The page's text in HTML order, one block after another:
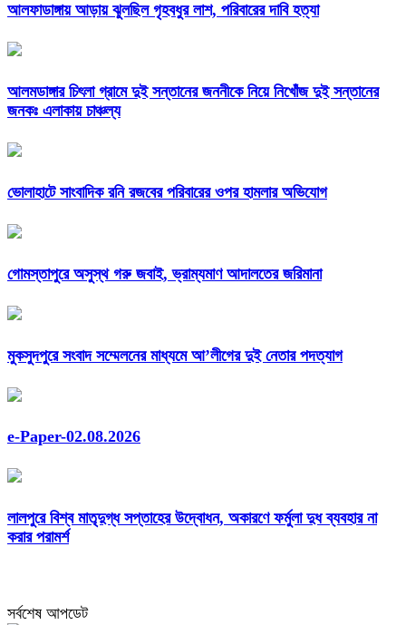
আলফাডাঙ্গায় আড়ায় ঝুলছিল গৃহবধুর লাশ, পরিবারের দাবি হত্যা
আলমডাঙ্গার চিৎলা গ্রামে দুই সন্তানের জননীকে নিয়ে নিখোঁজ দুই সন্তানের
জনকঃ এলাকায় চাঞ্চল্য
ভোলাহাটে সাংবাদিক রনি রজবের পরিবারের ওপর হামলার অভিযোগ
গোমস্তাপুরে অসুস্থ গরু জবাই, ভ্রাম্যমাণ আদালতের জরিমানা
মুকসুদপুরে সংবাদ সম্মেলনের মাধ্যমে আ’লীগের দুই নেতার পদত্যাগ
e-Paper-02.08.2026
লালপুরে বিশ্ব মাতৃদুগ্ধ সপ্তাহের উদ্বোধন, অকারণে ফর্মুলা দুধ ব্যবহার না
করার পরামর্শ
সর্বশেষ আপডেট